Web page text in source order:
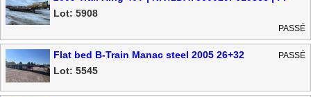
Lot: 5908
PASSÉ
Flat bed B-Train Manac steel 2005 26+32
Lot: 5545
PASSÉ